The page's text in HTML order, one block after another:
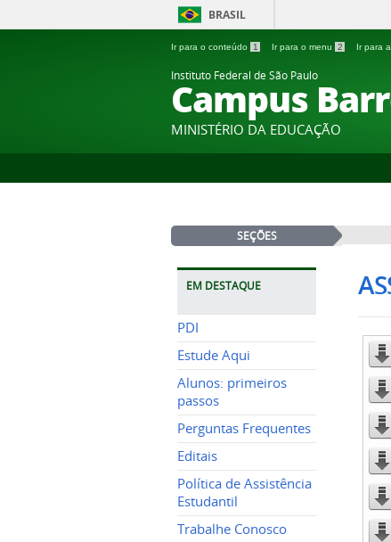
BRASIL
Ir para o conteúdo 1 Ir para o menu 2 Ir para
Instituto Federal de São Paulo
Campus
MINISTÉRIO DA EDUCAÇÃO
SEÇÕES
EM DESTAQUE
PDI
Estude Aqui
Alunos: primeiros
passos
Perguntas Frequentes
Editais
Política de Assistência
Estudantil
Trabalhe Conosco